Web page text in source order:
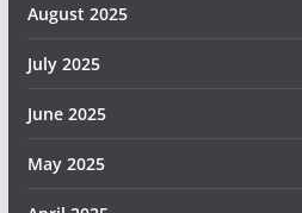
August 2025
July 2025
June 2025
May 2025